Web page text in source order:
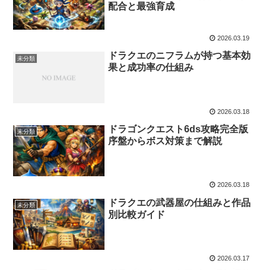
配合と最強育成
2026.03.19
未分類
ドラクエのニフラムが持つ基本効
果と成功率の仕組み
2026.03.18
未分類
ドラゴンクエスト6ds攻略完全版
序盤からボス対策まで解説
2026.03.18
未分類
ドラクエの武器屋の仕組みと作品
別比較ガイド
2026.03.17